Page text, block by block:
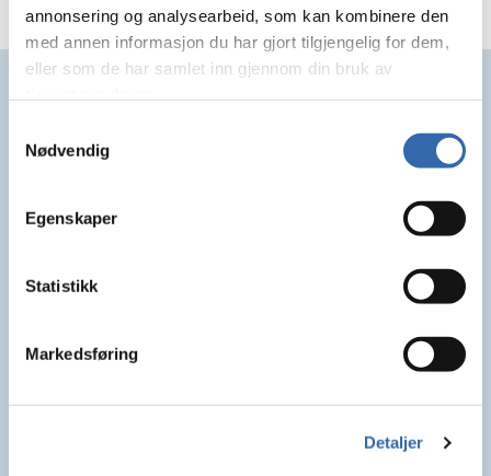
annonsering og analysearbeid, som kan kombinere den
med annen informasjon du har gjort tilgjengelig for dem,
eller som de har samlet inn gjennom din bruk av
Nødvendig
Egenskaper
Statistikk
Markedsføring
Detaljer
Samarbeidspartnere